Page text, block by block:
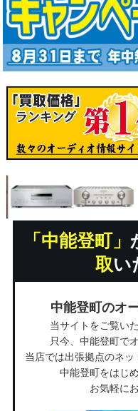
「中能登町」
取い
中能登町のオ
当サイトをご覧い
只今、中能登町で
当店では出張拠点のネッ
中能登町をはじ
お気軽に